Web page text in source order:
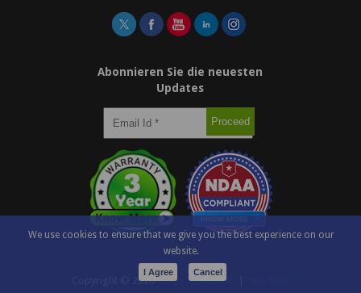
Abonnieren Sie die neuesten
Updates
2026 e-con Systems®
We use cookies to ensure that we give you the best experience on our
website.
I Agree Cancel